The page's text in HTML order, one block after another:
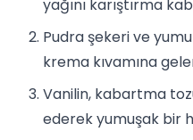
yağını karıştırma
Pudra şekeri ve
krema kıvamına
Vanilin, kabartma
ederek yumuşak bir